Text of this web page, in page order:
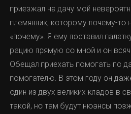
приезжал на дачу мой
племянник, которому почему-то
«почему». Я ему поставил
рацию прямую со мной и он
Обещал приехать помогать по
помогателю. В этом году он
один из двух великих кладов в
такой, но там будут нюансы